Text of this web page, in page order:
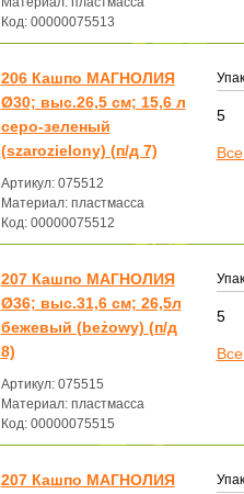
Код: 00000075513
206 Кашпо МАГНОЛИЯ
Ø30; выс.26,5 см; 15,6 л
серо-зеленый
(szarozielony) (п/д 7)
Артикул: 075512
Материал: пластмасса
Код: 00000075512
5
207 Кашпо МАГНОЛИЯ
Ø36; выс.31,6 см; 26,5л
бежевый (beżowy) (п/д
8)
Артикул: 075515
Материал: пластмасса
Код: 00000075515
5
207 Кашпо МАГНОЛИЯ